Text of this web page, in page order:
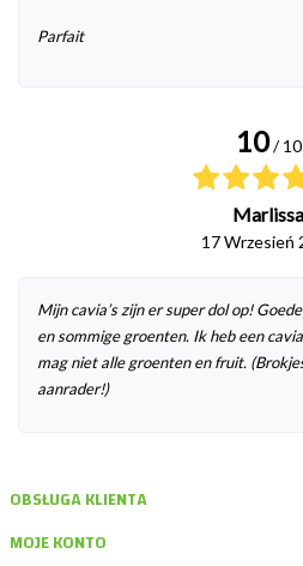
Parfait
10 / 10
Marlissa
17 Wrzesień
Mijn cavia’s zijn er super dol op!
en sommige groenten. Ik heb een
mag niet alle groenten en fruit.
aanrader!)
OBSŁUGA KLIENTA
MOJE KONTO